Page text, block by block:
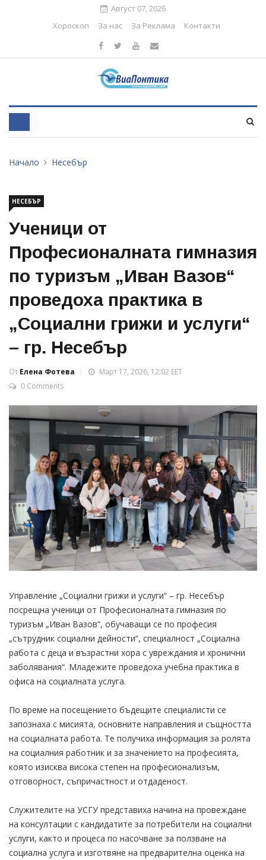
Август 07, 2026
Хороскоп
За нас За Реклама Контакти
Начало Несебър
НЕСЕБЪР
Ученици от
Професионалната гимназия
по туризъм „Иван Вазов“
проведоха практика в
„Социални грижи и услуги“
– гр. Несебър
От Елена Фотева
Март 17, 2026, 12:02 EET
0 Comments
Управление „Социални грижи и услуги“ – гр. Несебър
посрещна ученици от Професионалната гимназия по
туризъм „Иван Вазов“, обучаващи се по професия
„сътрудник социални дейности“, специалност „Социална
работа с деца и възрастни хора с увреждания и хронични
заболявания“. Младежите проведоха учебна практика в
офиса на социалната услуга.
По време на посещението бъдещите специалисти се
запознаха с мисията, основните направления и същността
на социалната работа. Те получиха информация за ролята
на социалния работник и за значението на професията,
която изисква висока степен на професионализъм,
отговорност, съпричастност и отдаденост.
Служителите на УСГУ представиха начина на провеждане
на консултации с кандидатите за потребители на социални
услуги, както и процеса по насочване за ползване на
социална услуга и изготвяне на предварителна оценка на